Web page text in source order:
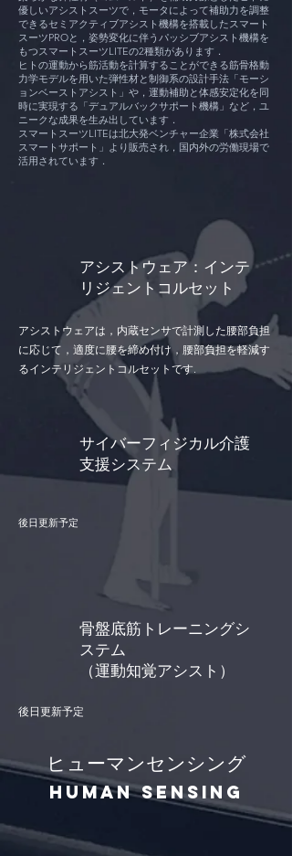
優しいアシストスーツで，モータによって補助力を調整
できるセミアクティブアシスト機構を搭載したスマート
スーツPROと，姿勢変化に伴うパッシブアシスト機構を
もつスマートスーツLITEの2種類があります．
ヒトの運動から筋活動を計算することができる筋骨格動
力学モデルを用いた弾性材と制御系の設計手法「モーシ
ョンベーストアシスト」や，運動補助と体感安定化を同
時に実現する「デュアルバックサポート機構」など，ユ
ニークな成果を生み出しています．
スマートスーツLITEは北大発ベンチャー企業「株式会社
スマートサポート」より販売され，国内外の労働現場で
活用されています．
アシストウェア： インテ
リジェントコルセット
アシストウェアは，内蔵センサで計測した腰部負担
に応じて，適度に腰を締め付け，腰部負担を軽減す
るインテリジェントコルセットです.
サイバーフィジカル介護
支援システム
後日更新予定
骨盤底筋トレーニングシ
ステム
（運動知覚アシスト）
後日更新予定
ヒューマンセンシング
Human Sensing